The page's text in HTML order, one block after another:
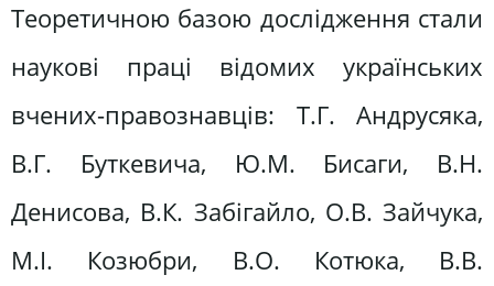
Теоретичною базою дослідження стали
наукові праці відомих українських
вчених-правознавців: Т.Г. Андрусяка,
В.Г. Буткевича, Ю.М. Бисаги, В.Н.
Денисова, В.К. Забігайло, О.В. Зайчука,
М.І. Козюбри, В.О. Котюка, В.В.